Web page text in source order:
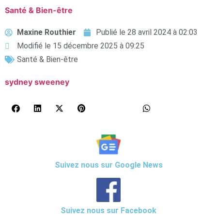
Santé & Bien-être
Maxine Routhier Publié le 28 avril 2024 à 02:03
Modifié le 15 décembre 2025 à 09:25
Santé & Bien-être
sydney sweeney
Suivez nous sur Google News
Suivez nous sur Facebook